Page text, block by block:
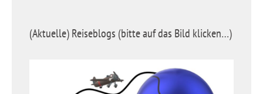
(Aktuelle) Reiseblogs (bitte auf das Bild klicken…)